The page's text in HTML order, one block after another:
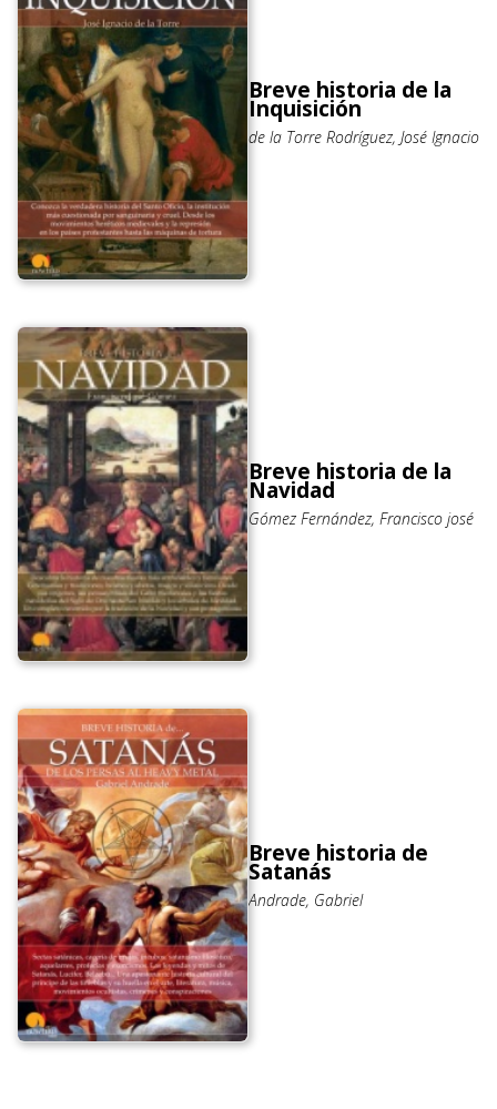
Breve historia de la
Inquisición
de la Torre Rodríguez, José Ignacio
Breve historia de la
Navidad
Gómez Fernández, Francisco josé
Breve historia de
Satanás
Andrade, Gabriel